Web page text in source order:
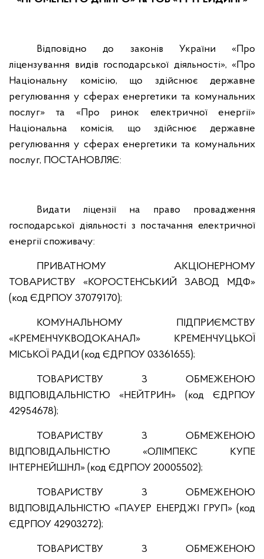
Відповідно до законів України «Про
ліцензування видів господарської діяльності», «Про
Національну комісію, що здійснює державне
регулювання у сферах енергетики та комунальних
послуг» та «Про ринок електричної енергії»
Національна комісія, що здійснює державне
регулювання у сферах енергетики та комунальних
послуг, ПОСТАНОВЛЯЄ:
Видати ліцензії на право провадження
господарської діяльності з постачання електричної
енергії споживачу:
ПРИВАТНОМУ АКЦІОНЕРНОМУ
ТОВАРИСТВУ «КОРОСТЕНСЬКИЙ ЗАВОД МДФ»
(код ЄДРПОУ 37079170);
КОМУНАЛЬНОМУ ПІДПРИЄМСТВУ
«КРЕМЕНЧУКВОДОКАНАЛ» КРЕМЕНЧУЦЬКОЇ
МІСЬКОЇ РАДИ (код ЄДРПОУ 03361655);
ТОВАРИСТВУ З ОБМЕЖЕНОЮ
ВІДПОВІДАЛЬНІСТЮ «НЕЙТРИН» (код ЄДРПОУ
42954678);
ТОВАРИСТВУ З ОБМЕЖЕНОЮ
ВІДПОВІДАЛЬНІСТЮ «ОЛІМПЕКС КУПЕ
ІНТЕРНЕЙШНЛ» (код ЄДРПОУ 20005502);
ТОВАРИСТВУ З ОБМЕЖЕНОЮ
ВІДПОВІДАЛЬНІСТЮ «ПАУЕР ЕНЕРДЖІ ГРУП» (код
ЄДРПОУ 42903272);
ТОВАРИСТВУ З ОБМЕЖЕНОЮ